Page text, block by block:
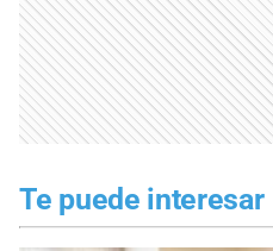
Te puede interesar